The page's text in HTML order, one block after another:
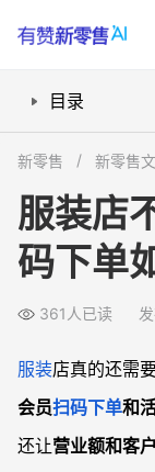
目录
活动推送和数
手机管理和远
常见问题
服装店不用收银
新零售 新零售
服装店
码下单
361人已读
服装店真的还需
会员扫码下单和
还让营业额和客